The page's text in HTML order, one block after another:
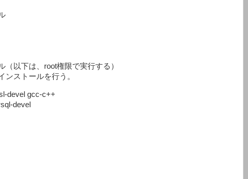
（以下は、root権限で実行する）
ンストールを行う。
devel gcc-c++
devel